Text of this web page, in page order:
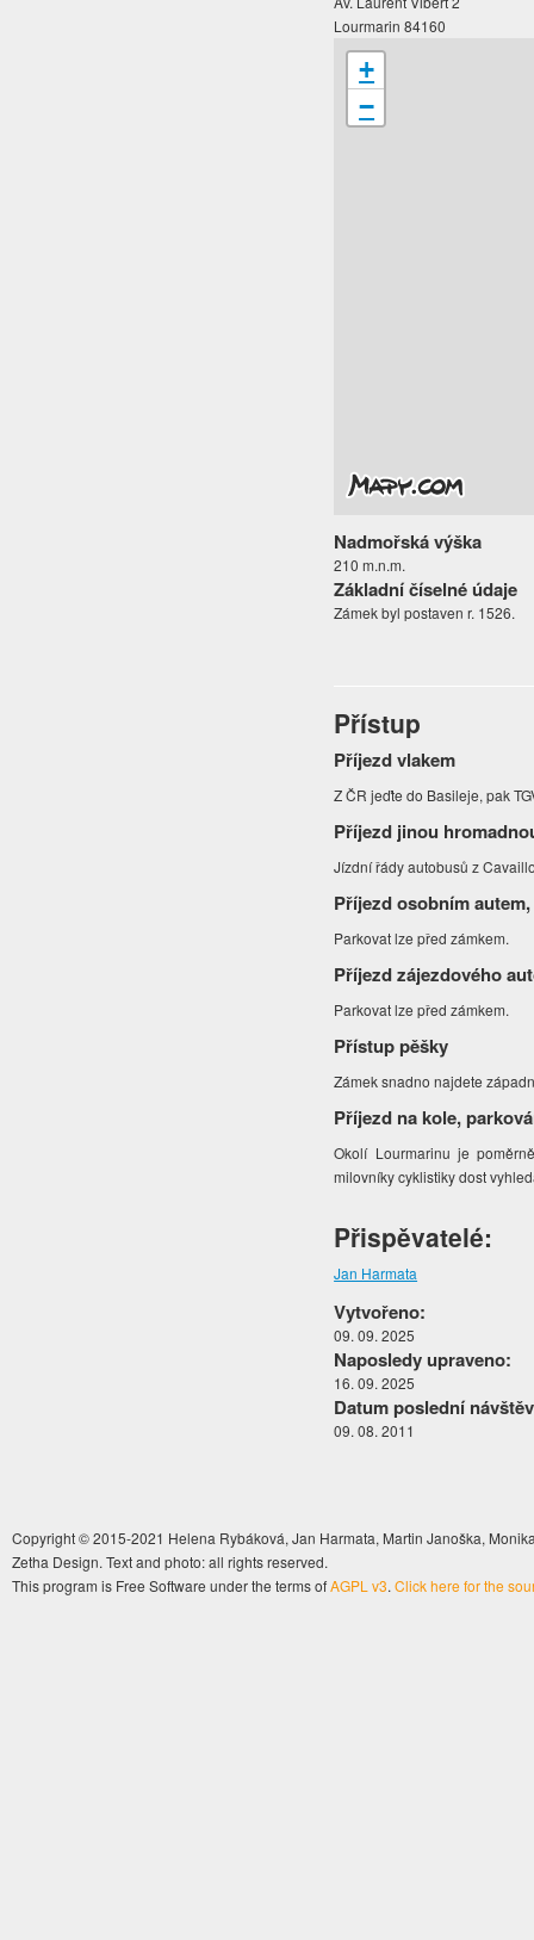
Lourmarin 84160
+
−
Nadmořská výška
210 m.n.m.
Základní číselné údaje
Zámek byl postaven r. 1526.
Přístup
Příjezd vlakem
Z ČR jeďte do Basileje, pak
Příjezd jinou
Jízdní řády autobusů z
Příjezd osobním
Parkovat lze před zámkem.
Příjezd zájezdového
Parkovat lze před zámkem.
Přístup pěšky
Zámek snadno najdete
Příjezd na kole,
Okolí Lourmarinu je
milovníky cyklistiky dost
Přispěvatelé:
Jan Harmata
Vytvořeno:
09. 09. 2025
Naposledy upraveno:
16. 09. 2025
Datum poslední
09. 08. 2011
Copyright © 2015-2021 Helena Rybáková, Jan Harmata, Martin Janoška,
Zetha Design. Text and photo: all rights reserved.
This program is Free Software under the terms ofAGPL v3. Click here for the